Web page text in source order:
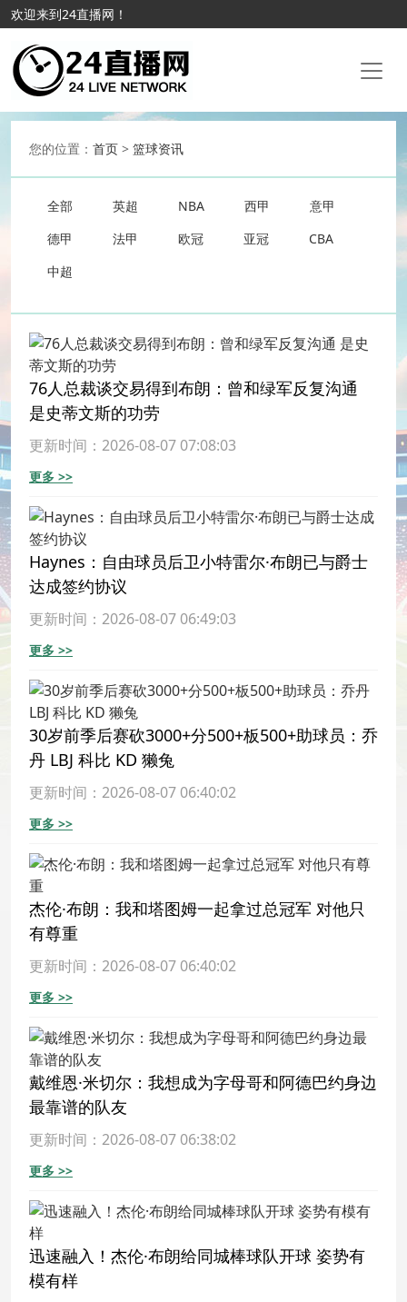
欢迎来到24直播网！
您的位置： 首页 > 篮球资讯
全部 英超 NBA 西甲
意甲
德甲
法甲 欧冠 亚冠
CBA
中超
76人总裁谈交易得到布朗：曾和绿军反复沟通
是史蒂文斯的功劳
更新时间：2026-08-07 07:08:03
更多 >>
Haynes：自由球员后卫小特雷尔·布朗已与爵士
达成签约协议
更新时间：2026-08-07 06:49:03
更多 >>
30岁前季后赛砍3000+分500+板500+助球员：乔
丹 LBJ 科比 KD 獭兔
更新时间：2026-08-07 06:40:02
更多 >>
杰伦·布朗：我和塔图姆一起拿过总冠军 对他只
有尊重
更新时间：2026-08-07 06:40:02
更多 >>
戴维恩·米切尔：我想成为字母哥和阿德巴约身边
最靠谱的队友
更新时间：2026-08-07 06:38:02
更多 >>
迅速融入！杰伦·布朗给同城棒球队开球 姿势有
模有样